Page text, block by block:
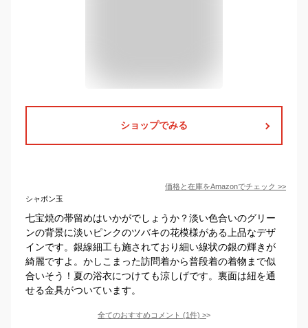
ショップでみる
価格と在庫をAmazonでチェック >>
シャボン玉
七宝焼の帯留めはいかがでしょうか？淡い色合いのグリー
ンの背景に淡いピンクのツバキの花模様がある上品なデザ
インです。銀線細工も施されており細い線状の銀の輝きが
綺麗ですよ。かしこまった訪問着から普段着の着物まで似
合いそう！夏の浴衣につけても涼しげです。裏面は紐を通
せる金具がついています。
全てのおすすめコメント (1件) >